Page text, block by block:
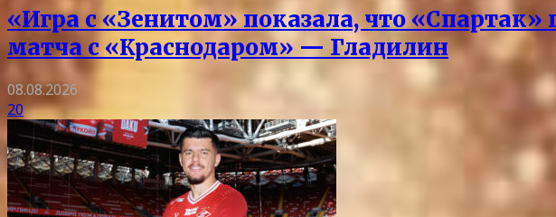
«Игра с «Зенитом» показала, что
матча с «Краснодаром» — Гладилин
08.08.2026
20